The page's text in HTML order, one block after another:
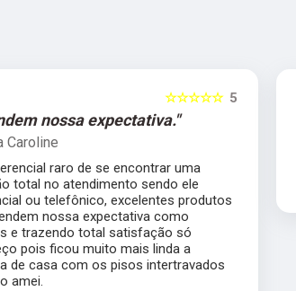
5
☆☆☆☆☆
nossa expectativa."
Caroline
raro de se encontrar uma
total no atendimento sendo ele
ou telefônico, excelentes produtos
nossa expectativa como
e trazendo total satisfação só
pois ficou muito mais linda a
de casa com os pisos intertravados
amei.